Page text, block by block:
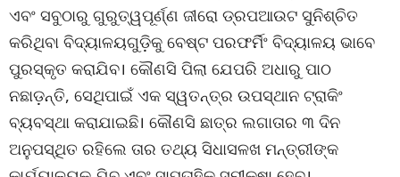
ଏବଂ ସବୁଠାରୁ ଗୁରୁତ୍ୱପୂର୍ଣ୍ଣ ଜୀରୋ ଡ୍ରପଆଉଟ ସୁନିଶ୍ଚିତ
କରିଥିବା ବିଦ୍ୟାଳୟଗୁଡ଼ିକୁ ବେଷ୍ଟ ପରଫର୍ମିଂ ବିଦ୍ୟାଳୟ ଭାବେ
ପୁରସ୍କୃତ କରାଯିବ। କୌଣସି ପିଲା ଯେପରି ଅଧାରୁ ପାଠ
ନଛାଡ଼ନ୍ତି, ସେଥିପାଇଁ ଏକ ସ୍ୱତନ୍ତ୍ର ଉପସ୍ଥାନ ଟ୍ରାକିଂ
ବ୍ୟବସ୍ଥା କରାଯାଇଛି। କୌଣସି ଛାତ୍ର ଲଗାତାର ୩ ଦିନ
ଅନୁପସ୍ଥିତ ରହିଲେ ତାର ତଥ୍ୟ ସିଧାସଳଖ ମନ୍ତ୍ରୀଙ୍କ